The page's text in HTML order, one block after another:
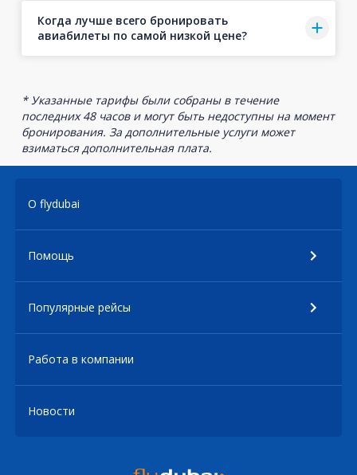
Когда лучше всего бронировать
авиабилеты по самой низкой цене?
* Указанные тарифы были собраны в течение
последних 48 часов и могут быть недоступны на момент
бронирования. За дополнительные услуги может
взиматься дополнительная плата.
О flydubai
Помощь
Популярные рейсы
Работа в компании
Новости